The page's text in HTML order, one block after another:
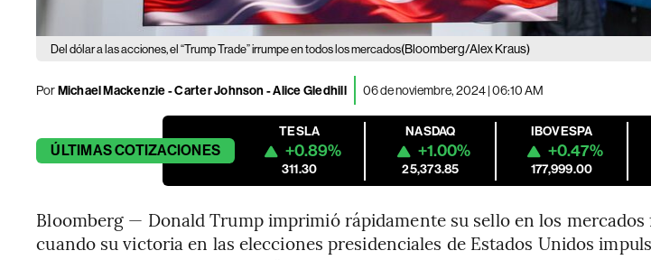
Del dólar a las acciones, el “Trump Trade” irrumpe en todos los mercados(Bloomberg/Alex Kraus)
PorMichael Mackenzie - Carter Johnson - Alice Gledhill 06 de noviembre, 2024 | 06:10 AM
ÚLTIMASCOTIZACIONES
TESLA
+0.89%
311.30
NASDAQ
+1.00%
25,373.85
IBOVESPA
+0.47%
177,999.00
Bloomberg — Donald Trump imprimió rápidamente su sello en los
cuando su victoria en las elecciones presidenciales de Estados Unidos